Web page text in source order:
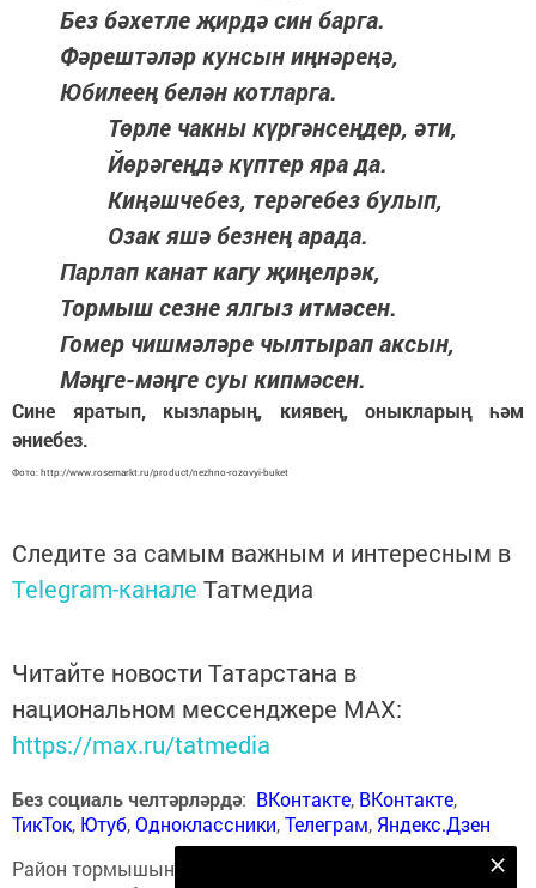
Без бәхетле җирдә син барга.
Фәрештәләр кунсын иңнәреңә,
Юбилеең белән котларга.
Төрле чакны күргәнсеңдер, әти,
Йөрәгеңдә күптер яра да.
Киңәшчебез, терәгебез булып,
Озак яшә безнең арада.
Парлап канат кагу җиңелрәк,
Тормыш сезне ялгыз итмәсен.
Гомер чишмәләре чылтырап аксын,
Мәңге-мәңге суы кипмәсен.
Сине яратып, кызларың, киявең, оныкларың һәм
әниебез.
Фото: http://www.rosemarkt.ru/product/nezhno-rozovyi-buket
Следите за самым важным и интересным в
Telegram-канале Татмедиа
Читайте новости Татарстана в
национальном мессенджере MАХ:
https://max.ru/tatmedia
Без социаль челтәрләрдә: ВКонтакте, ВКонтакте,
ТикТок, Ютуб,Одноклассники,Телеграм, Яндекс.Дзен
Район тормышына кагылышлы иң мөһим